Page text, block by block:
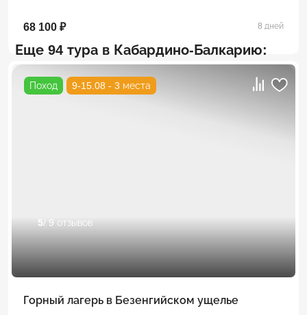
68 100 ₽ 8 дней
Еще 94 тура в Кабардино-Балкарию:
Поход 9-15.08 - 3 места
5/ 9 отзывов
Горный лагерь в Безенгийском ущелье